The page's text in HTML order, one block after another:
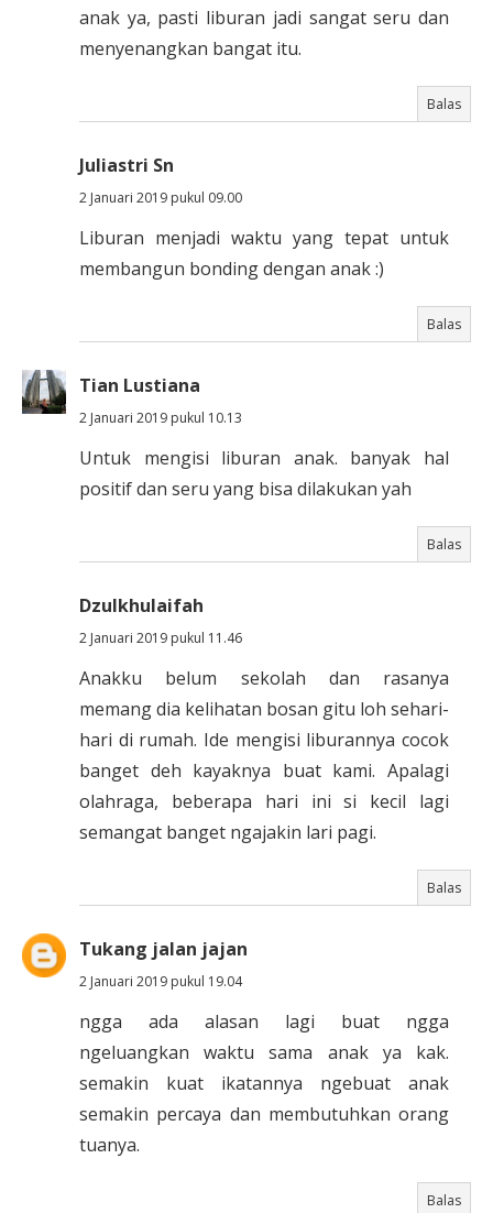
anak ya, pasti liburan jadi sangat seru dan
menyenangkan bangat itu.
Balas
Juliastri Sn
2 Januari 2019 pukul 09.00
Liburan menjadi waktu yang tepat untuk
membangun bonding dengan anak :)
Balas
Tian Lustiana
2 Januari 2019 pukul 10.13
Untuk mengisi liburan anak. banyak hal
positif dan seru yang bisa dilakukan yah
Balas
Dzulkhulaifah
2 Januari 2019 pukul 11.46
Anakku belum sekolah dan rasanya
memang dia kelihatan bosan gitu loh sehari-
hari di rumah. Ide mengisi liburannya cocok
banget deh kayaknya buat kami. Apalagi
olahraga, beberapa hari ini si kecil lagi
semangat banget ngajakin lari pagi.
Balas
Tukang jalan jajan
2 Januari 2019 pukul 19.04
ngga ada alasan lagi buat ngga
ngeluangkan waktu sama anak ya kak.
semakin kuat ikatannya ngebuat anak
semakin percaya dan membutuhkan orang
tuanya.
Balas